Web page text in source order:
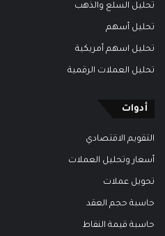
تحليل السلع والذهب
تحليل أسهم
تحليل اسهم أمريكية
تحليل العملات الرقمية
أدوات
التقويم الاقتصادي
أسعار وتحليل العملات
تحويل عملات
حاسبة حجم العقد
حاسبة قيمة النقاط